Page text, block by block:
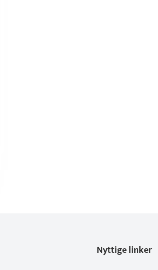
Nyttige linker